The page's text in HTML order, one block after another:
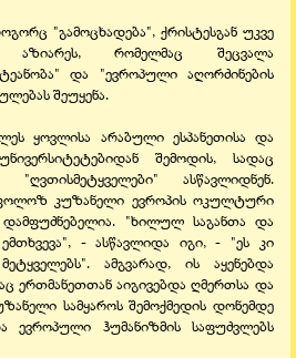
"გამოცხადება", ქრისტესგან უკვე
აზიარეს, რომელმაც შეცვალა
და "ევროპული აღორძინების
შეუყენა.
ყოვლისა არაბული ესპანეთისა და
შემოდის, სადაც
ასწავლიდნენ.
კუზანელი ევროპის ოკულტური
"ხილულ საგანთა და
- ასწავლიდა იგი, - "ეს კი
ამგვარად, ის აყენებდა
ერთმანეთთან აიგივებდა ღმერთსა და
სამყაროს შემოქმედის დონემდე
ევროპული ჰუმანიზმის საფუძვლებს